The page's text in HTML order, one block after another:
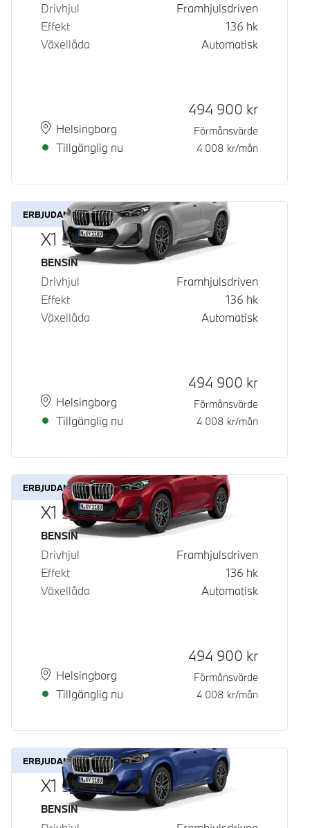
Drivhjul
Framhjulsdriven
Effekt
136 hk
Växellåda
Automatisk
PlatsHelsingborg
Leveranstid
Tillgänglig nu
Kontantpris
494 900 kr
Förmånsvärde
4 008 kr/mån
ERBJUDANDE
X1 sDrive18i
Bränsle
BENSIN
Drivhjul
Framhjulsdriven
Effekt
136 hk
Växellåda
Automatisk
PlatsHelsingborg
Leveranstid
Tillgänglig nu
Kontantpris
494 900 kr
Förmånsvärde
4 008 kr/mån
ERBJUDANDE
X1 sDrive18i
Bränsle
BENSIN
Drivhjul
Framhjulsdriven
Effekt
136 hk
Växellåda
Automatisk
PlatsHelsingborg
Leveranstid
Tillgänglig nu
Kontantpris
494 900 kr
Förmånsvärde
4 008 kr/mån
ERBJUDANDE
X1 sDrive18i
Bränsle
BENSIN